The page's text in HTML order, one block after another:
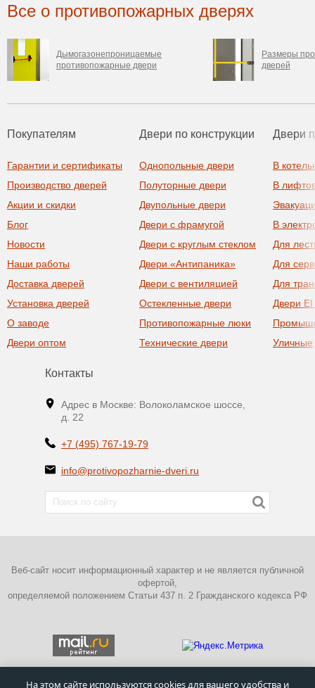
Все о противопожарных дверях
Дымогазонепроницаемые
противопожарные двери
Размеры
дверей
Покупателям
Гарантии и сертификаты
Производство дверей
Акции и скидки
Блог
Новости
Наши работы
Доставка дверей
Установка дверей
О заводе
Двери оптом
Двери по конструкции
Однопольные двери
Полуторные двери
Двупольные двери
Двери с фрамугой
Двери с круглым стеклом
Двери «Антипаника»
Двери с вентиляцией
Остекленные двери
Противопожарные люки
Технические двери
Двери
В
В
В
Для
Для
Для
Двери
Уличные
Контакты
Адрес в Москве: Волоколамское шоссе,
д. 22
+7 (495) 767-19-79
info@protivopozharnie-dveri.ru
Веб-сайт носит информационный характер и не является публичной
офертой,
определяемой положением Статьи 437 п. 2 Гражданского кодекса РФ
На этом сайте используются cookies для вашего удобства и